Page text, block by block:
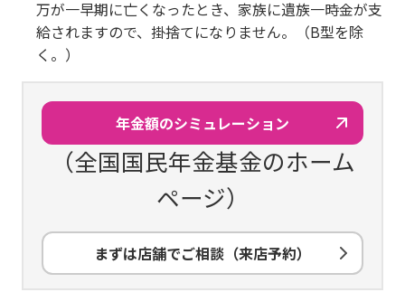
万が一早期に亡くなったとき、家族に遺族一時金が支
給されますので、掛捨てになりません。（B型を除
く。）
年金額のシミュレーション
（全国国民年金基金のホーム
ページ）
まずは店舗でご相談（来店予約）